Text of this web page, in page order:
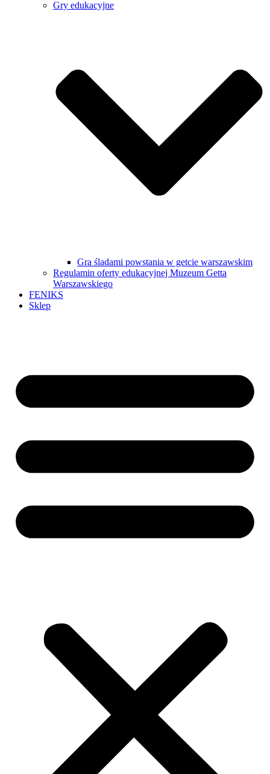
Gry edukacyjne
Gra śladami powstania w getcie warszawskim
Regulamin oferty edukacyjnej Muzeum Getta
Warszawskiego
FENIKS
Sklep